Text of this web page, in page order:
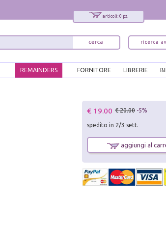
articoli: 0 pz.
LIBRERIE
FORNITORE
REMAINDERS
€ 19.00 € 20.00 -5%
spedito in 2/3 sett.
aggiungi al
Interessato ai nostri libri?
Sarai informato delle nostre novità, potrai
comunque cancellarti quando desideri.
modulo di iscrizione